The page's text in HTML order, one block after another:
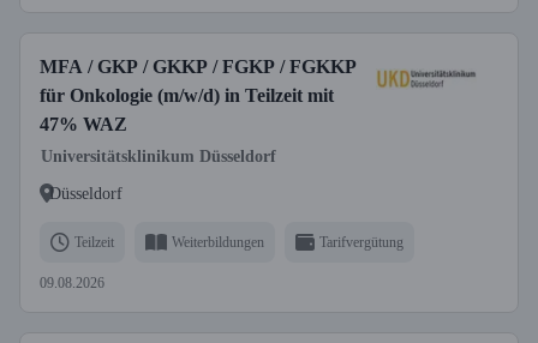
MFA / GKP / GKKP / FGKP / FGKKP
für Onkologie (m/w/d) in Teilzeit mit
47% WAZ
Universitätsklinikum Düsseldorf
Düsseldorf
Teilzeit Weiterbildungen Tarifvergütung
09.08.2026